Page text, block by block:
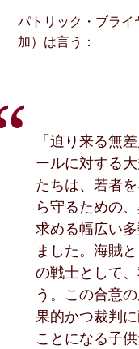
パトリック・ブライ
加）は言う：
「迫り来る無
ールに対する
たちは、若者
ら守るための
求める幅広い
ました。海賊
の戦士として
う。この合意
果的かつ裁判
ことになる子